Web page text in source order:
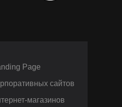
Page
сайтов
магазинов